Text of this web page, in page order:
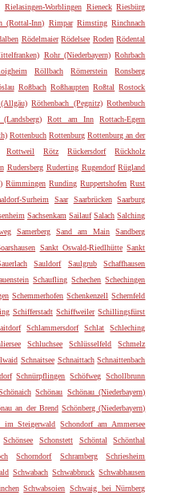
Rielasingen-Worblingen Rieneck Riesbürg
(Rottal-Inn) Rimpar Rimsting Rinchnach
Rödelmaier Rödelsee Roden Rödental
Rohr (Niederbayern) Rohrbach
Röllbach Römerstein
Ronsberg
Roßbach Roßhaupten Roßtal Rostock
Röthenbach (Pegnitz) Rothenbuch
Rott am Inn
Rottach-Egern
Rottenbuch Rottenburg Rottenburg an der
Rottweil Rötz Rückersdorf
Rückholz
Rudersberg Ruderting Rugendorf Rügland
Rümmingen Runding Ruppertshofen Rust
Surheim Saar Saarbrücken
Saarburg
Sachsenkam Sailauf Salach Salching
Samerberg Sand am Main
Sandberg
Sankt Oswald-Riedlhütte Sankt
Sauldorf Saulgrub
Schaffhausen
Schaufling Schechen Schechingen
Schemmerhofen Schenkenzell Schernfeld
Schifferstadt Schiffweiler Schillingsfürst
Schlammersdorf Schlat
Schleching
Schluchsee Schlüsselfeld
Schmelz
Schnaitsee Schnaittach Schnaittenbach
Schnürpflingen Schöfweg Schollbrunn
Schönau Schönau (Niederbayern)
an der Brend Schönberg (Niederbayern)
im Steigerwald Schondorf am Ammersee
Schönsee Schonstett Schöntal
Schönthal
Schorndorf Schramberg
Schriesheim
Schwabach Schwabbruck Schwabhausen
Schwabsoien Schwaig bei Nürnberg